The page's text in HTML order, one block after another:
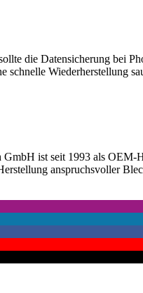
die Datensicherung bei
Wiederherstellung
ist seit 1993 als OEM-
anspruchsvoller